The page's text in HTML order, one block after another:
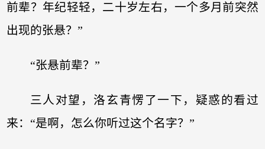
前辈？年纪轻轻，二十岁左右，一个多月前突然
出现的张悬？”
“张悬前辈？”
三人对望，洛玄青愣了一下，疑惑的看过
来：“是啊，怎么你听过这个名字？”